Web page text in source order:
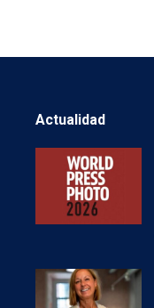
Actualidad